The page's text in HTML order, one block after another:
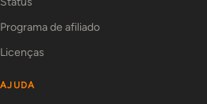
Programa de afiliado
Licenças
AJUDA